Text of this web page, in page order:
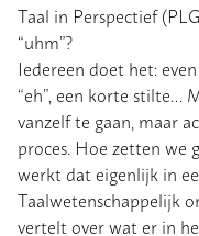
Taal in Perspectief
“uhm”?
Iedereen doet het:
“eh”, een korte stilte…
vanzelf te gaan, maar
proces. Hoe zetten we
werkt dat eigenlijk in
Taalwetenschappelijk
vertelt over wat er in